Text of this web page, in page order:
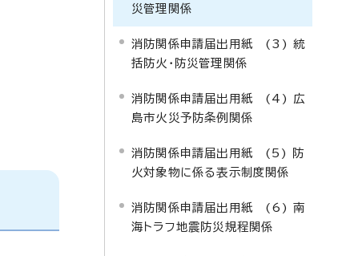
災管理関係
消防関係申請届出用紙 (3) 統
括防火・防災管理関係
消防関係申請届出用紙 (4) 広
島市火災予防条例関係
消防関係申請届出用紙 (5) 防
火対象物に係る表示制度関係
消防関係申請届出用紙 (6) 南
海トラフ地震防災規程関係